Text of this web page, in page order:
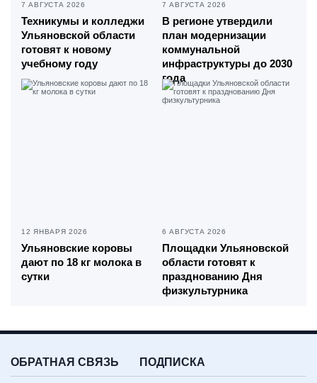
7 АВГУСТА 2026
Техникумы и колледжи
Ульяновской области
готовят к новому
учебному году
7 АВГУСТА 2026
В регионе утвердили
план модернизации
коммунальной
инфраструктуры до 2030
года
12 ЯНВАРЯ 2026
Ульяновские коровы
дают по 18 кг молока в
сутки
6 АВГУСТА 2026
Площадки Ульяновской
области готовят к
празднованию Дня
физкультурника
ОБРАТНАЯ СВЯЗЬ ПОДПИСКА